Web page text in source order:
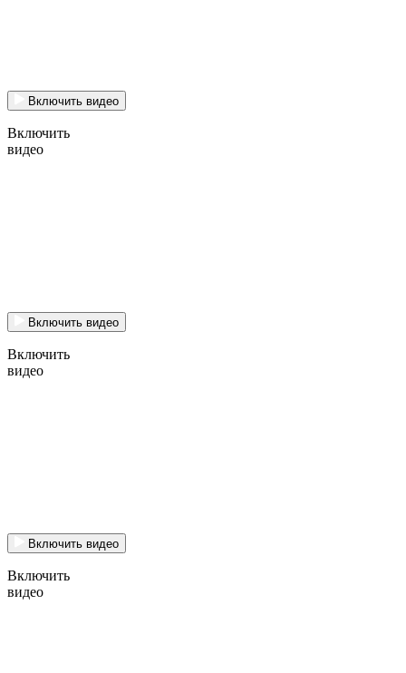
Включить видео
Включить
видео
Включить видео
Включить
видео
Включить видео
Включить
видео